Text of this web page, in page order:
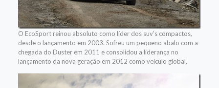
O EcoSport reinou absoluto como líder dos suv’s compactos,
desde o lançamento em 2003. Sofreu um pequeno abalo com a
chegada do Duster em 2011 e consolidou a liderança no
lançamento da nova geração em 2012 como veículo global.